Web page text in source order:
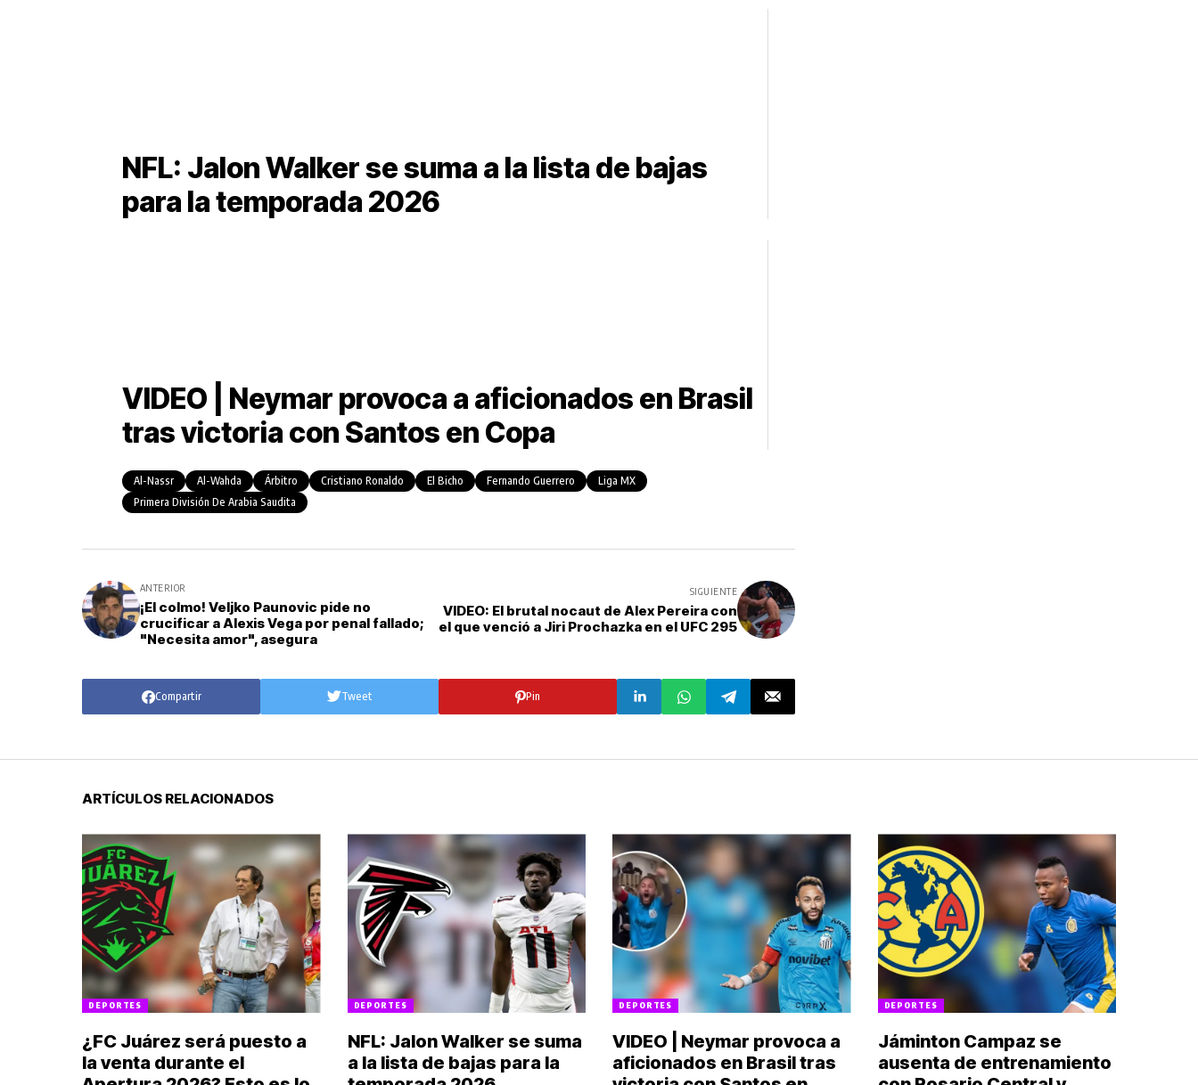
NFL: Jalon Walker se suma a la lista de bajas
para la temporada 2026
VIDEO | Neymar provoca a aficionados en Brasil
tras victoria con Santos en Copa
Al-Nassr Al-Wahda Árbitro Cristiano Ronaldo El Bicho Fernando Guerrero
Liga MX
Primera División De Arabia Saudita
ANTERIOR
¡El colmo! Veljko Paunovic pide no
crucificar a Alexis Vega por penal fallado;
"Necesita amor", asegura
SIGUIENTE
VIDEO: El brutal nocaut de Alex Pereira con
el que venció a Jiri Prochazka en el UFC 295
Compartir Tweet Pin
ARTÍCULOS RELACIONADOS
DEPORTES
¿FC Juárez será puesto a
la venta durante el
DEPORTES
NFL: Jalon Walker se suma
a la lista de bajas para la
DEPORTES
VIDEO | Neymar provoca a
aficionados en Brasil tras
DEPORTES
Jáminton Campaz se
ausenta de entrenamiento